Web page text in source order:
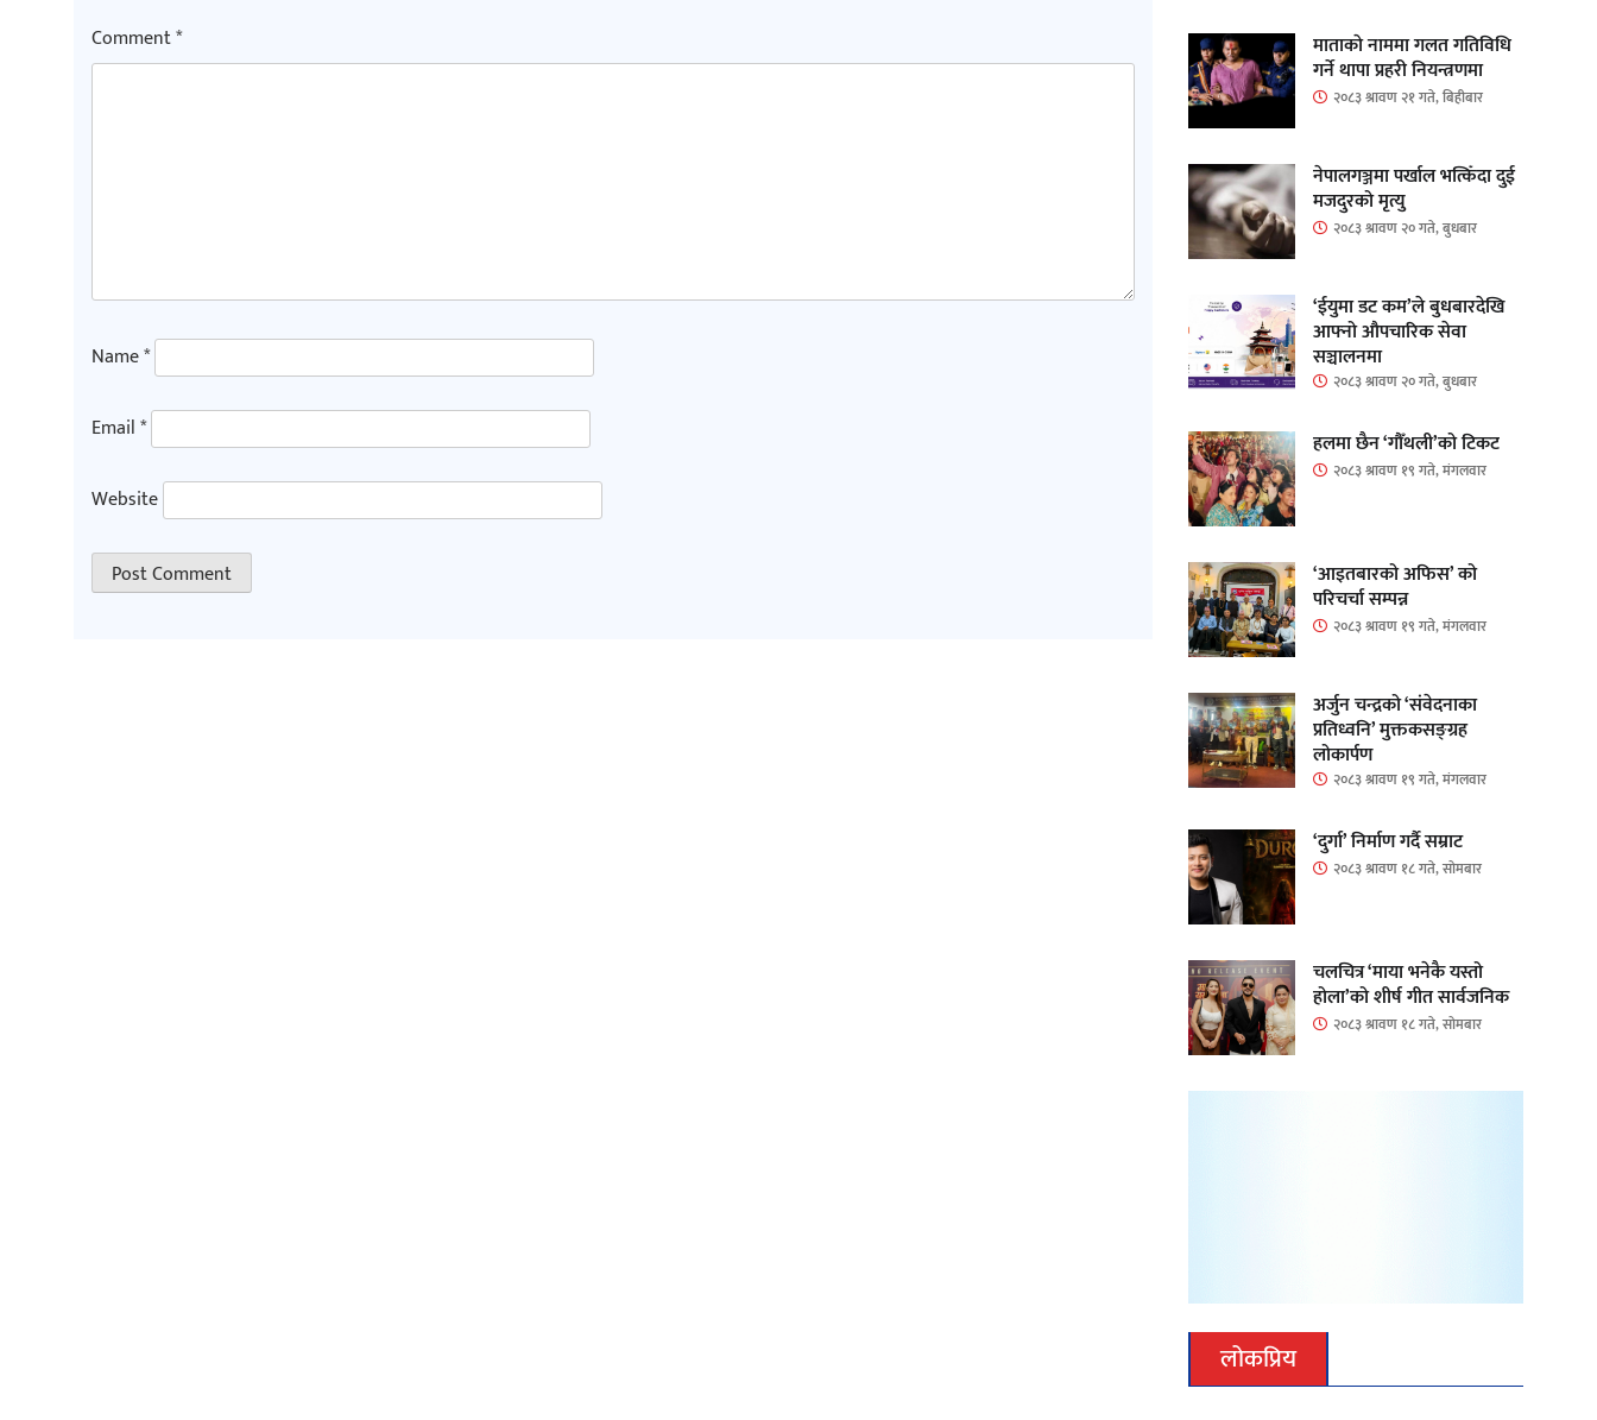
Comment*
Name*
Email*
Website
माताकाे नाममा गलत गतिविधि
गर्ने थापा प्रहरी नियन्त्रणमा
२०८३ श्रावण २१ गते, बिहीबार
नेपालगञ्जमा पर्खाल भत्किँदा दुई
मजदुरको मृत्यु
२०८३ श्रावण २० गते, बुधबार
‘ईयुमा डट कम’ले बुधबारदेखि
आफ्नो औपचारिक सेवा
सञ्चालनमा
२०८३ श्रावण २० गते, बुधबार
हलमा छैन ‘गौँथली’को टिकट
२०८३ श्रावण १९ गते, मंगलवार
‘आइतबारको अफिस’ को
परिचर्चा सम्पन्न
२०८३ श्रावण १९ गते, मंगलवार
अर्जुन चन्द्रको ‘संवेदनाका
प्रतिध्वनि’ मुक्तकसङ्ग्रह
लोकार्पण
२०८३ श्रावण १९ गते, मंगलवार
‘दुर्गा’ निर्माण गर्दै सम्राट
२०८३ श्रावण १८ गते, सोमबार
चलचित्र ‘माया भनेकै यस्तो
होला’को शीर्ष गीत सार्वजनिक
२०८३ श्रावण १८ गते, सोमबार
लोकप्रिय